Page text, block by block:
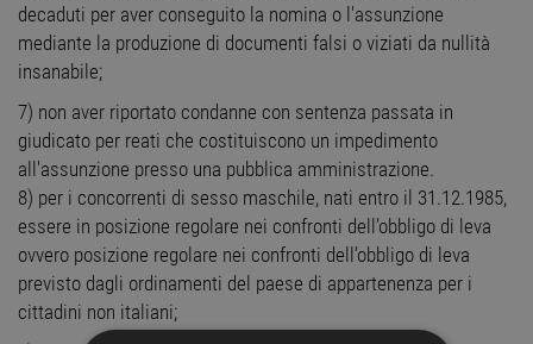
decaduti per aver conseguito la nomina o l'assunzione
mediante la produzione di documenti falsi o viziati da nullità
insanabile;
7) non aver riportato condanne con sentenza passata in
giudicato per reati che costituiscono un impedimento
all'assunzione presso una pubblica amministrazione.
8) per i concorrenti di sesso maschile, nati entro il 31.12.1985,
essere in posizione regolare nei confronti dell’obbligo di leva
ovvero posizione regolare nei confronti dell’obbligo di leva
previsto dagli ordinamenti del paese di appartenenza per i
cittadini non italiani;